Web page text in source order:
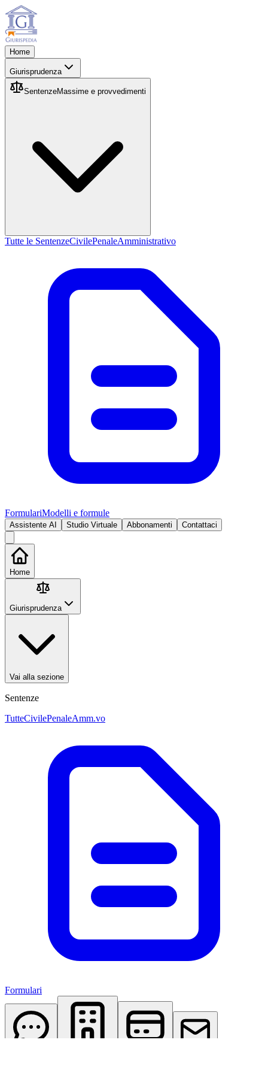
Home
Giurisprudenza
SentenzeMassime e provvedimenti
Tutte le SentenzeCivilePenaleAmministrativo
FormulariModelli e formule
Assistente AI Studio Virtuale Abbonamenti Contattaci
Home
Giurisprudenza
Vai alla sezione
Sentenze
TutteCivilePenaleAmm.vo
Formulari